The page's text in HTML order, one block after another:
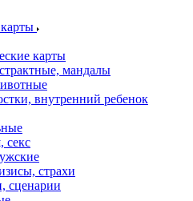
карты
мандалы
внутренний ребенок
секс
страхи
сценарии